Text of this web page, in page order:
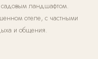
садовым ландшафтом.
отеле, с частными
и общения.